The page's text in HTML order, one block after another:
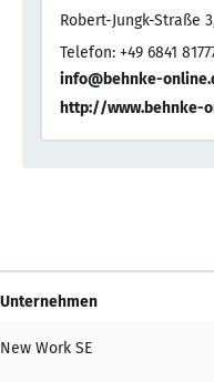
Robert-Jungk-Straße
Telefon: +49 6841
info@behnke-
http://www.behnke-
Unternehmen
New Work SE